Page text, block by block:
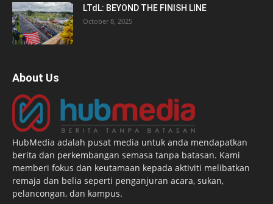
LTdL: BEYOND THE FINISH LINE
October 8, 2025
About Us
HubMedia adalah pusat media untuk anda mendapatkan
berita dan perkembangan semasa tanpa batasan. Kami
memberi fokus dan keutamaan kepada aktiviti melibatkan
remaja dan belia seperti penganjuran acara, sukan,
pelancongan, dan kampus.